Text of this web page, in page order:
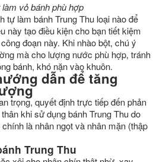
làm vỏ bánh phù hợp
tự làm bánh Trung Thu loại nào để
này tạo điều kiện cho bạn tiết kiệm
đoạn này. Khi nhào bột, chú ý
mà cho lượng nước phù hợp, tránh
bánh, khó nặn vào khuôn.
dẫn để tăng
trọng, quyết định trực tiếp đến phản
khi sử dụng bánh Trung Thu do
là nhân ngọt và nhân mặn (thập
Trung Thu